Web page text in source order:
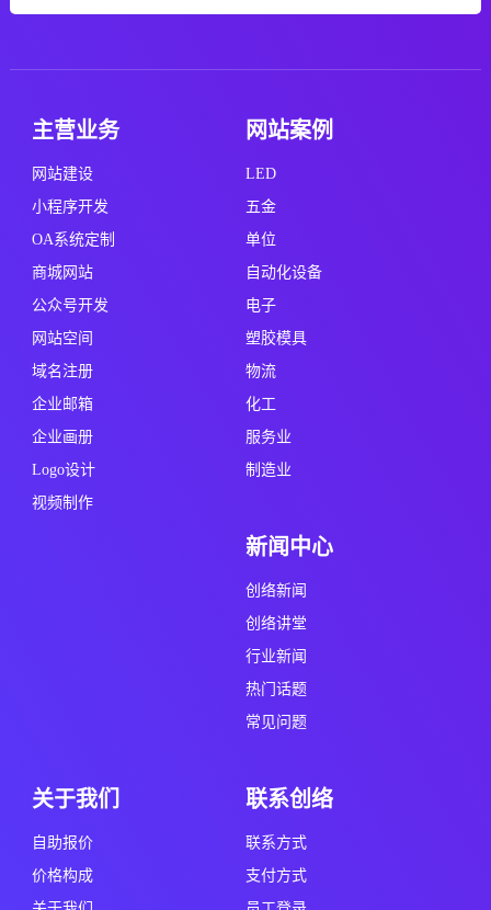
主营业务
网站建设
小程序开发
OA系统定制
商城网站
公众号开发
网站空间
域名注册
企业邮箱
企业画册
Logo设计
视频制作
网站案例
LED
五金
单位
自动化设备
电子
塑胶模具
物流
化工
服务业
制造业
新闻中心
创络新闻
创络讲堂
行业新闻
热门话题
常见问题
关于我们
自助报价
价格构成
联系创络
联系方式
支付方式